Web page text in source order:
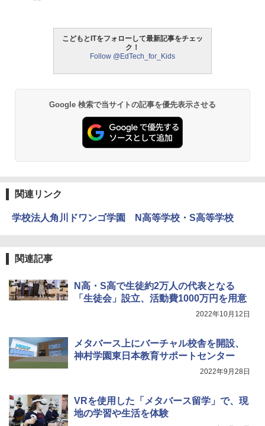
パイロット スイスイおえかき for Study
育
￥2,073
版(KUMON PUBLISHING) くもんの日本
￥4,046
4
ンツが1年間使い放題
5
くもん出版(KUMON PUBLISHING) ロジ
カル国旗パズル 知育玩具 おもちゃ 4歳以
￥2,127
中学英語をもう一度ひとつひとつわかり
やすく。改訂版
仮面ライダー 改造人間 限定ケース版
4
つかめ！理科ダマン 12 最強ロボット決
5
みんな大好き！ ヤマザキパン シールBO
OK（重版：10月上旬発送） (TJMOOK)
￥1,980
物理実験モデル楽器電磁気教材を教える
Galtonplatteの物理的な機器
エンスツール
5 Fernrohr:実験用キャビネット
こどもとITをフォローして最新記事をチェッ
ク！
Follow @EdTech_for_Kids
Google 検索で当サイトの記事を優先表示させる
関連リンク
学校法人角川ドワンゴ学園 N高等学校・S高等学校
関連記事
N高・S高で生徒約2万人の代表となる
「生徒会」設立、活動費1000万円を用意
2022年10月12日
メタバース上にバーチャル校舎を開設、
神村学園東日本教育サポートセンター
2022年9月28日
VRを使用した「メタバース留学」で、現
地の学習や生活を体験